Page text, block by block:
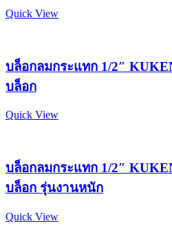
Quick View
บล็อกลมกระแทก 1/2″
บล็อก
Quick View
บล็อกลมกระแทก 1/2″
บล็อก รุ่นงานหนัก
Quick View